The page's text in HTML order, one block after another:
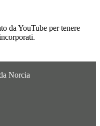
da YouTube per tenere
Norcia